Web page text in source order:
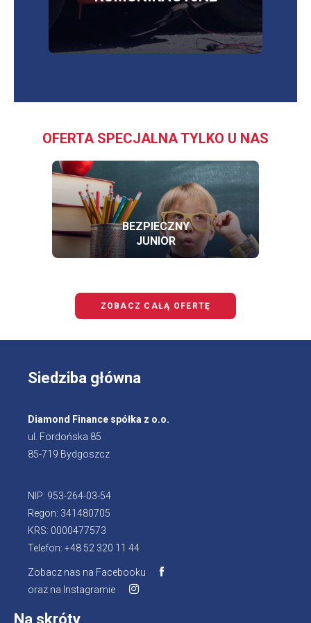
OFERTA SPECJALNA TYLKO U NAS
BEZPIECZNY
JUNIOR
ZOBACZ CAŁĄ OFERTĘ
Siedziba główna
Diamond Finance spółka z o.o.
ul. Fordońska 85
85-719 Bydgoszcz
NIP: 953-264-03-54
Regon: 341480705
KRS: 0000477573
Telefon: +48 52 320 11 44
Zobacz nas na Facebooku
oraz na Instagramie
Na skróty